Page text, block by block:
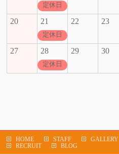
定休日
20 21
定休日
22 23
27 28
定休日
29 30
HOME STAFF GALLERY
RECRUIT
BLOG